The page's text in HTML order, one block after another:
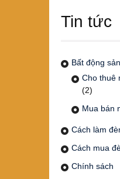
Tin tức
Bất động sản
Cho thuê
(2)
Mua bán
Cách làm
Cách mua
Chính sách